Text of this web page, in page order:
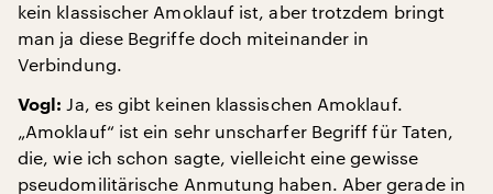
kein klassischer Amoklauf ist, aber trotzdem bringt
man ja diese Begriffe doch miteinander in
Verbindung.
Vogl: Ja, es gibt keinen klassischen Amoklauf.
„Amoklauf“ ist ein sehr unscharfer Begriff für Taten,
die, wie ich schon sagte, vielleicht eine gewisse
pseudomilitärische Anmutung haben. Aber gerade in